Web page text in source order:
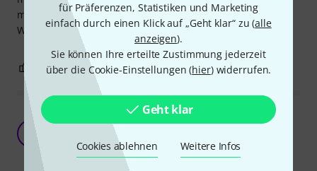
für Präferenzen, Statistiken und Marketing
einfach durch einen Klick auf „Geht klar“ zu (alle
anzeigen).
Sie können Ihre erteilte Zustimmung jederzeit
über die Cookie-Einstellungen (hier) widerrufen.
Geht klar
Cookies ablehnen Weitere Infos
mir am besten gefallen. Kann mir keine bessere vorstellen.
Würde jederzeit wieder kaufen.
0 BEWERTUNG MELDEN
Nicht perfekt, aber günstig im Preis, gut
verarbeitet und sieht gut aus.
Roman Vienna 22.10.2022